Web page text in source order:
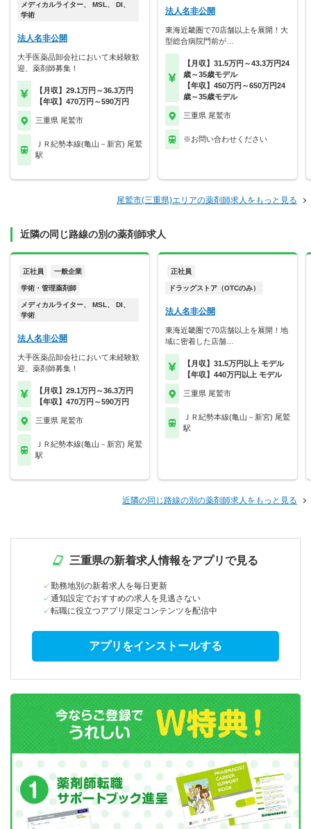
メディカルライター、 MSL、 DI、
学術
法人名非公開
大手医薬品卸会社において未経験歓
迎、薬剤師募集！
【月収】29.1万円～36.3万円
【年収】470万円～590万円
三重県 尾鷲市
ＪＲ紀勢本線(亀山－新宮) 尾鷲
駅
法人名非公開
東海近畿圏で70店舗以上を展開！大
型総合病院門前が…
【月収】31.5万円～43.3万円24
歳～35歳モデル
【年収】450万円～650万円24
歳～35歳モデル
三重県 尾鷲市
※お問い合わせください
尾鷲市(三重県)エリアの薬剤師求人をもっと見る
近隣の同じ路線の別の薬剤師求人
正社員 一般企業
学術・管理薬剤師
メディカルライター、 MSL、 DI、
学術
法人名非公開
大手医薬品卸会社において未経験歓
迎、薬剤師募集！
【月収】29.1万円～36.3万円
【年収】470万円～590万円
三重県 尾鷲市
ＪＲ紀勢本線(亀山－新宮) 尾鷲
駅
正社員
ドラッグストア（OTCのみ）
法人名非公開
東海近畿圏で70店舗以上を展開！地
域に密着した店舗…
【月収】31.5万円以上 モデル
【年収】440万円以上 モデル
三重県 尾鷲市
ＪＲ紀勢本線(亀山－新宮) 尾鷲
駅
近隣の同じ路線の別の薬剤師求人をもっと見る
三重県の新着求人情報をアプリで見る
勤務地別の新着求人を毎日更新
通知設定でおすすめの求人を見逃さない
転職に役立つアプリ限定コンテンツを配信中
アプリをインストールする